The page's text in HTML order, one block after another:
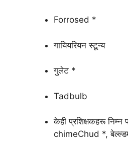
Forrosed *
गायियरियन स्टून्य
गुलेट *
Tadbulb
केही प्रशिक्षकहरू निम्न
chimeChud *,